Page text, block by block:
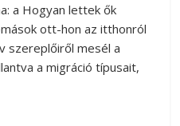
a Hogyan lettek ők
ott-hon az itthonról
szereplőiről mesél a
a migráció típusait,